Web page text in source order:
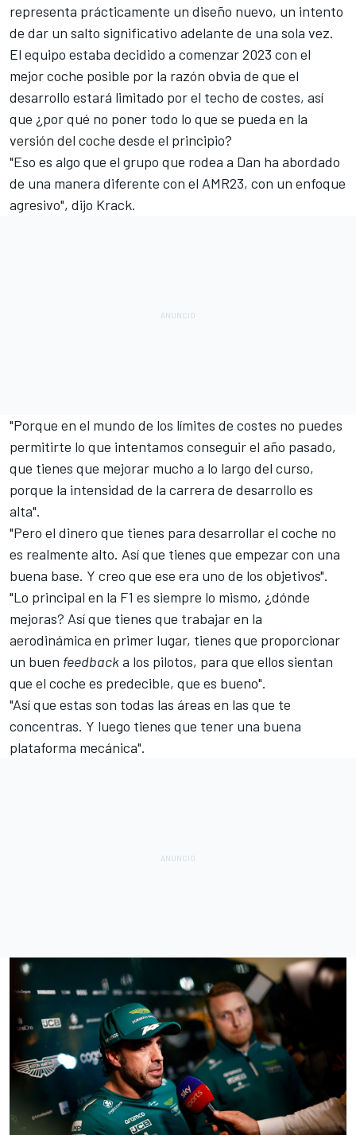
representa prácticamente un diseño nuevo, un intento
de dar un salto significativo adelante de una sola vez.
El equipo estaba decidido a comenzar 2023 con el
mejor coche posible por la razón obvia de que el
desarrollo estará limitado por el techo de costes, así
que ¿por qué no poner todo lo que se pueda en la
versión del coche desde el principio?
"Eso es algo que el grupo que rodea a Dan ha abordado
de una manera diferente con el AMR23, con un enfoque
agresivo", dijo Krack.
"Porque en el mundo de los límites de costes no puedes
permitirte lo que intentamos conseguir el año pasado,
que tienes que mejorar mucho a lo largo del curso,
porque la intensidad de la carrera de desarrollo es
alta".
"Pero el dinero que tienes para desarrollar el coche no
es realmente alto. Así que tienes que empezar con una
buena base. Y creo que ese era uno de los objetivos".
"Lo principal en la F1 es siempre lo mismo, ¿dónde
mejoras? Así que tienes que trabajar en la
aerodinámica en primer lugar, tienes que proporcionar
un buen feedbacka los pilotos, para que ellos sientan
que el coche es predecible, que es bueno".
"Así que estas son todas las áreas en las que te
concentras. Y luego tienes que tener una buena
plataforma mecánica".